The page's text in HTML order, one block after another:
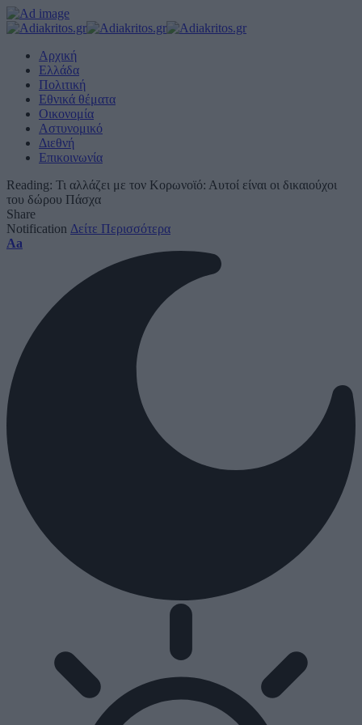
Αρχική
Ελλάδα
Πολιτική
Εθνικά θέματα
Οικονομία
Αστυνομικό
Διεθνή
Επικοινωνία
Reading: Τι αλλάζει με τον Κορωνοϊό: Αυτοί είναι οι δικαιούχοι
του δώρου Πάσχα
Share
Notification Δείτε Περισσότερα
Font
Aa